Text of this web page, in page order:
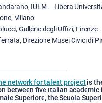
IULM – Libera
Milano
Gallerie degli Uffizi, Firenze
Direzione Musei Civici di
network for talent project is
between five Italian academic
Superiore, the Scuola